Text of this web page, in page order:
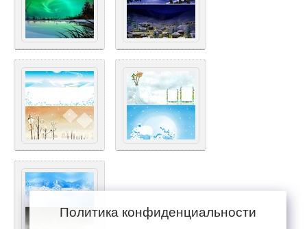
Политика конфиденциальности